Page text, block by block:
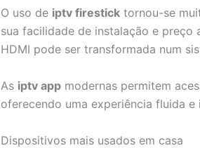
O uso de iptv firestick tornou-se
sua facilidade de instalação e preço
HDMI pode ser transformada num
As iptv app modernas permitem
oferecendo uma experiência fluida e
Dispositivos mais usados em casa